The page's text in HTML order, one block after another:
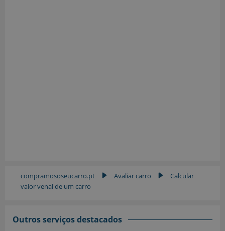
compramososeucarro.pt Avaliar carro
Calcular
valor venal de um carro
Outros serviços destacados